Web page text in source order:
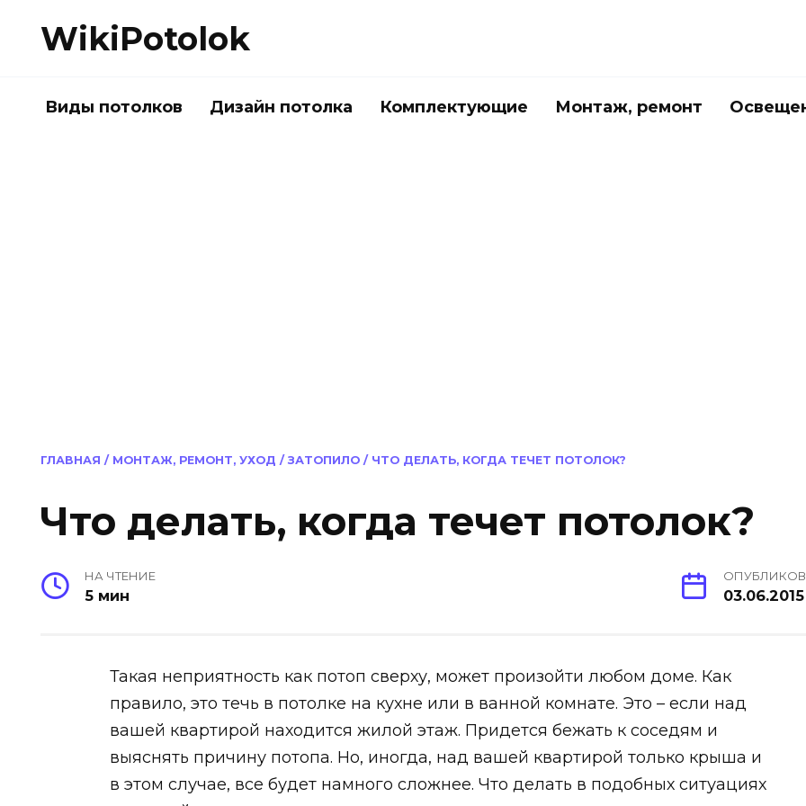
WikiPotolok
Виды потолков Дизайн потолка Комплектующие Монтаж, ремонт
ГЛАВНАЯ / МОНТАЖ, РЕМОНТ, УХОД / ЗАТОПИЛО / ЧТО ДЕЛАТЬ, КОГДА ТЕЧЕТ ПОТОЛОК?
Что делать, когда течет потолок?
НА ЧТЕНИЕ
5 мин 03.06.2015
Такая неприятность как потоп сверху, может произойти любом доме. Как
правило, это течь в потолке на кухне или в ванной комнате. Это – если над
вашей квартирой находится жилой этаж. Придется бежать к соседям и
выяснять причину потопа. Но, иногда, над вашей квартирой только крыша и
в этом случае, все будет намного сложнее. Что делать в подобных ситуациях